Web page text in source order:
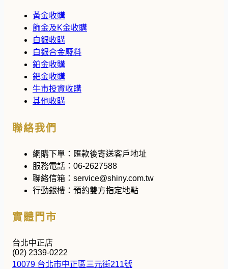
黃金收購
飾金及K金收購
白銀收購
白銀合金廢料
鉑金收購
鈀金收購
牛市投資收購
其他收購
聯絡我們
網購下單： 匯款後寄送客戶地址
服務電話： 06-2627588
聯絡信箱： service@shiny.com.tw
行動銀樓： 預約雙方指定地點
實體門市
台北中正店
(02) 2339-0222
10079 台北市中正區三元街211號